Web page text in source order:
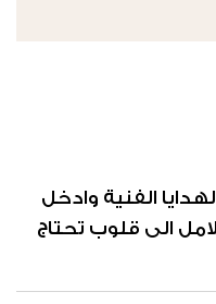
الفنية وادخل
الى قلوب تحتاج